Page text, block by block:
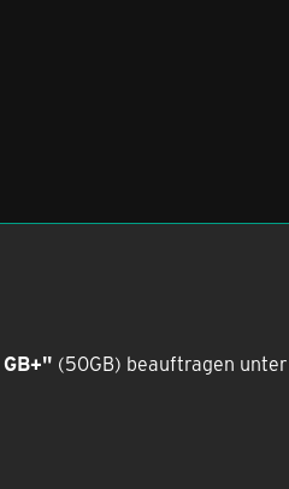
(50GB) beauftragen